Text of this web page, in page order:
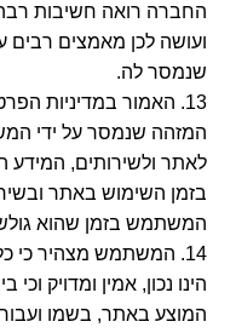
החברה רואה חשיבות
ועושה לכן מאמצים רבים
שנמסר לה.
13. האמור במדיניות
המזהה שנמסר על ידי
לאתר ולשירותים,
בזמן השימוש באתר
המשתמש בזמן שהוא
14. המשתמש מצהיר כי
הינו נכון, אמין ומדויק
המוצע באתר, בשמו